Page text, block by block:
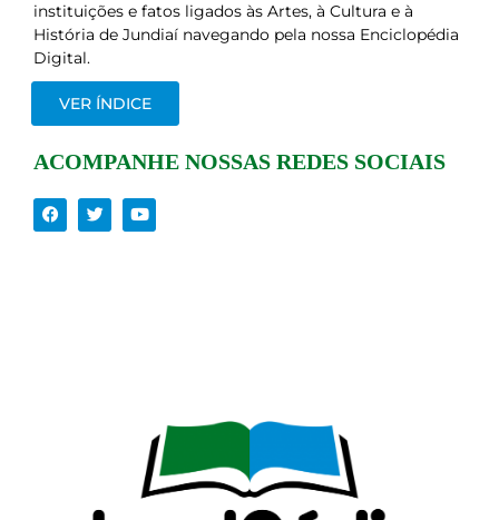
instituições e fatos ligados às Artes, à Cultura e à
História de Jundiaí navegando pela nossa Enciclopédia
Digital.
VER ÍNDICE
ACOMPANHE NOSSAS REDES SOCIAIS